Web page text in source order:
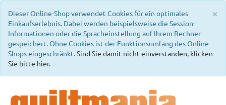
×
Dieser Online-Shop verwendet Cookies für ein optimales
Einkaufserlebnis. Dabei werden beispielsweise die Session-
Informationen oder die Spracheinstellung auf Ihrem Rechner
gespeichert. Ohne Cookies ist der Funktionsumfang des Online-
Shops eingeschränkt.Sind Sie damit nicht einverstanden, klicken
Sie bitte hier.